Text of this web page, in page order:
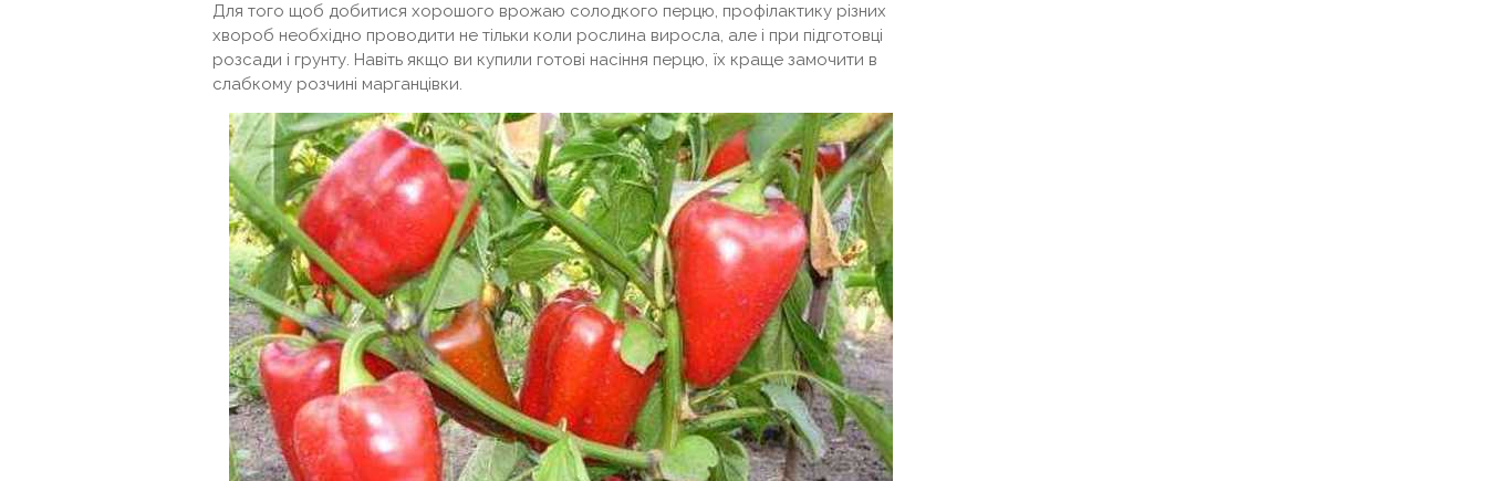
Для того щоб добитися хорошого врожаю солодкого перцю, профілактику різних
хвороб необхідно проводити не тільки коли рослина виросла, але і при підготовці
розсади і грунту. Навіть якщо ви купили готові насіння перцю, їх краще замочити в
слабкому розчині марганцівки.